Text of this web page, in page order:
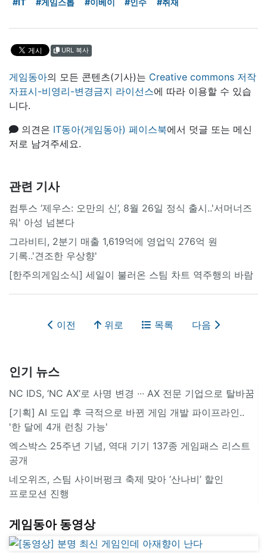
URL 복사
게임동아의 모든 콘텐츠(기사)는 Creative commons 저작
자표시-비영리-변경금지 라이선스에 따라 이용할 수 있습
니다.
의견은 IT동아(게임동아) 페이스북에서 덧글 또는 메신
저로 남겨주세요.
관련 기사
컴투스 ‘제우스: 오만의 신’, 8월 26일 정식 출시..'서머너즈
워' 아성 넘본다
그라비티, 2분기 매출 1,619억에 영업익 276억 원
기록..'견조한 우상향'
[한주의게임소식] 세일이 불러온 스팀 차트 역주행의 바람
이전 위로 목록 다음
인기 뉴스
NC IDS, ‘NC AX’로 사명 변경 ∙∙∙ AX 전문 기업으로 탈바꿈
[기획] AI 도입 후 극적으로 바뀐 게임 개발 파이프라인..
'한 달에 4개 런칭 가능'
엑스박스 25주년 기념, 역대 기기 137종 게임패스 리스트
공개
네오위즈, 스팀 사이버펑크 축제 맞아 ‘산나비’ 할인
프로모션 진행
게임동아 동영상